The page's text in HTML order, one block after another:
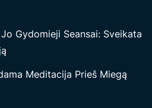
Gydomieji Seansai: Sveikata
Meditacija Prieš Miegą